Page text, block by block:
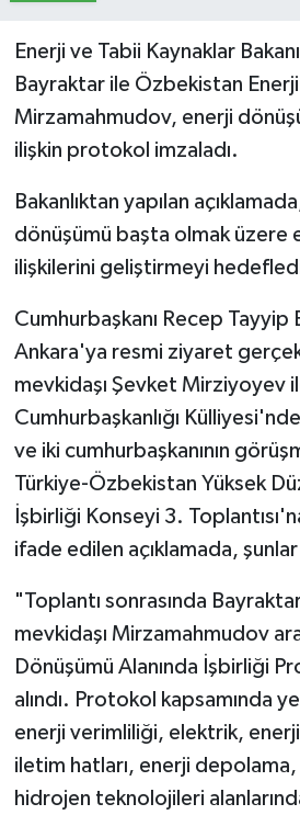
Enerji ve Tabii Kaynaklar
Bayraktar ile Özbekistan Enerji
Mirzamahmudov, enerji
ilişkin protokol imzaladı.
Bakanlıktan yapılan
dönüşümü başta olmak üzere
ilişkilerini geliştirmeyi
Cumhurbaşkanı Recep Tayyip
Ankara'ya resmi ziyaret
mevkidaşı Şevket Mirziyoyev
Cumhurbaşkanlığı
ve iki cumhurbaşkanının
Türkiye-Özbekistan Yüksek
İşbirliği Konseyi 3.
ifade edilen açıklamada,
"Toplantı sonrasında
mevkidaşı Mirzamahmudov
Dönüşümü Alanında İşbirliği
alındı. Protokol kapsamında
enerji verimliliği, elektrik,
iletim hatları, enerji
hidrojen teknolojileri